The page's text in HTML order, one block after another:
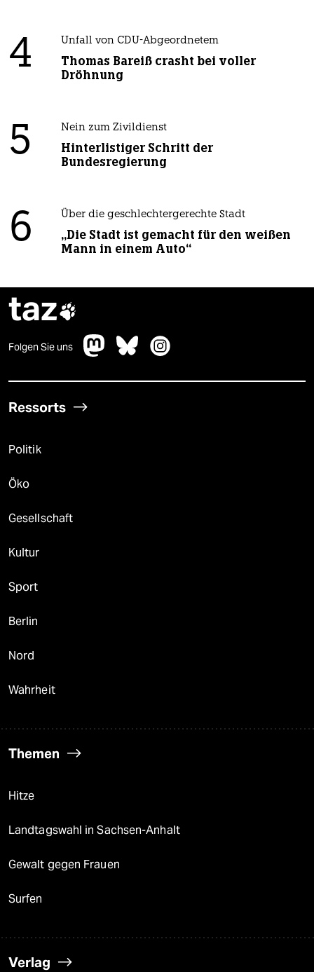
4 Unfall von CDU-Abgeordnetem
Thomas Bareiß crasht bei voller
Dröhnung
5 Nein zum Zivildienst
Hinterlistiger Schritt der
Bundesregierung
6 Über die geschlechtergerechte Stadt
„Die Stadt ist gemacht für den weißen
Mann in einem Auto“
taz
Folgen Sie uns
Ressorts
Politik
Öko
Gesellschaft
Kultur
Sport
Berlin
Nord
Wahrheit
Themen
Hitze
Landtagswahl in Sachsen-Anhalt
Gewalt gegen Frauen
Surfen
Verlag